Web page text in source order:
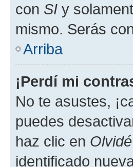
con SI y
mismo. Serás
Arriba
¡Perdí mi
No te asustes,
puedes
haz clic en
identificado